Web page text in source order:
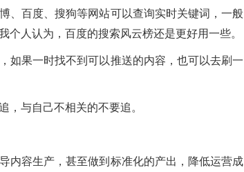
、百度、搜狗等网站可以查询实时关键词，一般
人认为，百度的搜索风云榜还是更好用一些。
如果一时找不到可以推送的内容，也可以去刷一
，与自己不相关的不要追。
内容生产，甚至做到标准化的产出，降低运营成